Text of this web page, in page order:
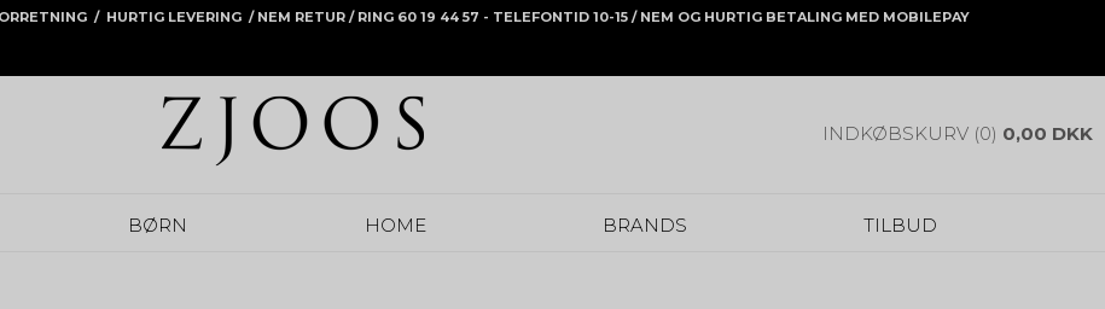
/ HURTIG LEVERING / NEM RETUR / RING 60 19 44 57 - TELEFONTID 10-15 / NEM OG HURTIG BETALING MED MOBILEPAY
INDKØBSKURV (0) 0,00 DKK
BØRN HOME BRANDS TILBUD